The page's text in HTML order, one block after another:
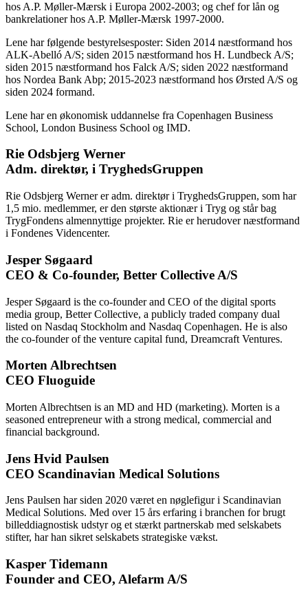
hos A.P. Møller-Mærsk i Europa 2002-2003; og chef for lån og
bankrelationer hos A.P. Møller-Mærsk 1997-2000.
Lene har følgende bestyrelsesposter: Siden 2014 næstformand hos
ALK-Abelló A/S; siden 2015 næstformand hos H. Lundbeck A/S;
siden 2015 næstformand hos Falck A/S; siden 2022 næstformand
hos Nordea Bank Abp; 2015-2023 næstformand hos Ørsted A/S og
siden 2024 formand.
Lene har en økonomisk uddannelse fra Copenhagen Business
School, London Business School og IMD.
Rie Odsbjerg Werner
Adm. direktør, i TryghedsGruppen
Rie Odsbjerg Werner er adm. direktør i TryghedsGruppen, som har
1,5 mio. medlemmer, er den største aktionær i Tryg og står bag
TrygFondens almennyttige projekter. Rie er herudover næstformand
i Fondenes Videncenter.
Jesper Søgaard
CEO & Co-founder, Better Collective A/S
Jesper Søgaard is the co-founder and CEO of the digital sports
media group, Better Collective, a publicly traded company dual
listed on Nasdaq Stockholm and Nasdaq Copenhagen. He is also
the co-founder of the venture capital fund, Dreamcraft Ventures.
Morten Albrechtsen
CEO Fluoguide
Morten Albrechtsen is an MD and HD (marketing). Morten is a
seasoned entrepreneur with a strong medical, commercial and
financial background.
Jens Hvid Paulsen
CEO Scandinavian Medical Solutions
Jens Paulsen har siden 2020 været en nøglefigur i Scandinavian
Medical Solutions. Med over 15 års erfaring i branchen for brugt
billeddiagnostisk udstyr og et stærkt partnerskab med selskabets
stifter, har han sikret selskabets strategiske vækst.
Kasper Tidemann
Founder and CEO, Alefarm A/S